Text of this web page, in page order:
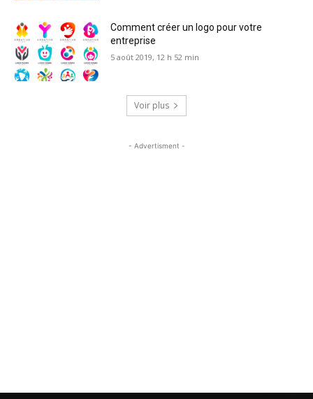
Comment créer un logo pour votre
entreprise
5 août 2019, 12 h 52 min
Voir plus
- Advertisment -